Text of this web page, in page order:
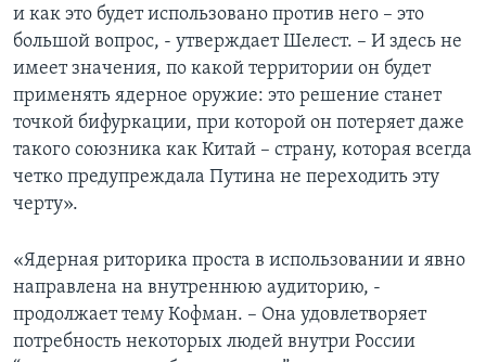
и как это будет использовано против него – это
большой вопрос, - утверждает Шелест. – И здесь не
имеет значения, по какой территории он будет
применять ядерное оружие: это решение станет
точкой бифуркации, при которой он потеряет даже
такого союзника как Китай – страну, которая всегда
четко предупреждала Путина не переходить эту
черту».
«Ядерная риторика проста в использовании и явно
направлена на внутреннюю аудиторию, -
продолжает тему Кофман. – Она удовлетворяет
потребность некоторых людей внутри России